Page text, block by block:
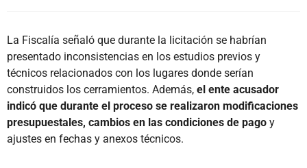
La Fiscalía señaló que durante la licitación se habrían
presentado inconsistencias en los estudios previos y
técnicos relacionados con los lugares donde serían
construidos los cerramientos. Además, el ente acusador
indicó que durante el proceso se realizaron modificaciones
presupuestales, cambios en las condiciones de pago y
ajustes en fechas y anexos técnicos.